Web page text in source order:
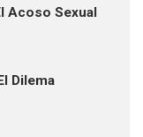
Acoso Sexual
Dilema